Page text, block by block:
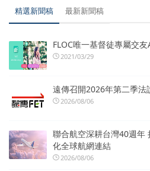
精選新聞稿 最新新聞稿
FLOC唯一基督徒專屬交
2021/03/29
遠傳召開2026年第二季法
2026/08/06
聯合航空深耕台灣40週年
化全球航網連結
2026/08/06